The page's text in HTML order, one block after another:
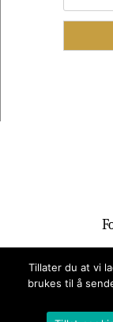
Tillater du at vi
brukes til å